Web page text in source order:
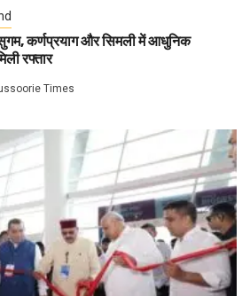
सुगम, कर्णप्रयाग और सिमली में आधुनिक
रफ्तार
Times